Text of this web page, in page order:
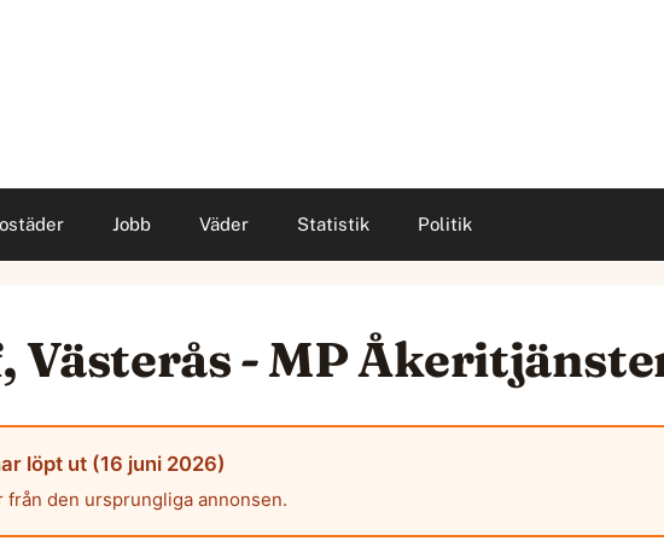
Jobb Väder Statistik Politik
Västerås - MP
löpt ut (16 juni 2026)
från den ursprungliga annonsen.